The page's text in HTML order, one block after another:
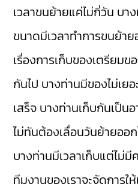
เวลาขนย้ายแค่ไม่กี่วัน บ
ขนาดมีเวลาทำการขนย้า
เรื่องการเก็บของเตรียม
กันไป บางท่านมีของไม่เยอ
เสร็จ บางท่านเก็บกันเป็น
ไม่ทันต้องเลื่อนวันย้ายออก
บางท่านมีเวลาเก็บแต่ไ
ทีมงานของเราจะจัดการใ